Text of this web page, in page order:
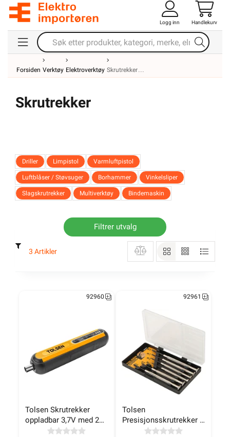
Logg inn Handlekurv
Forsiden Verktøy Elektroverktøy Skrutrekker
Skrutrekker
Driller Limpistol Varmluftpistol
Luftblåser / Støvsuger Borhammer Vinkelsliper
Slagskrutrekker Multiverktøy Bindemaskin
Filtrer utvalg
3 Artikler
Tolsen Skrutrekker
oppladbar 3,7V med 20
bits i veske
92960
Tolsen
Presisjonsskrutrekker 6
92961